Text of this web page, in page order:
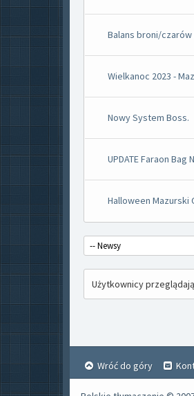
Balans broni/czarów
Wielkanoc 2023 -
Nowy System Boss.
UPDATE Faraon Bag
Halloween Mazurski
Użytkownicy
Wróć do góry